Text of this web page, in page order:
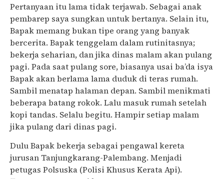
Pertanyaan itu lama tidak terjawab. Sebagai anak
pembarep saya sungkan untuk bertanya. Selain itu,
Bapak memang bukan tipe orang yang banyak
bercerita. Bapak tenggelam dalam rutinitasnya;
bekerja seharian, dan jika dinas malam akan pulang
pagi. Pada saat pulang sore, biasanya usai ba’da isya
Bapak akan berlama lama duduk di teras rumah.
Sambil menatap halaman depan. Sambil menikmati
beberapa batang rokok. Lalu masuk rumah setelah
kopi tandas. Selalu begitu. Hampir setiap malam
jika pulang dari dinas pagi.
Dulu Bapak bekerja sebagai pengawal kereta
jurusan Tanjungkarang-Palembang. Menjadi
petugas Polsuska (Polisi Khusus Kerata Api).